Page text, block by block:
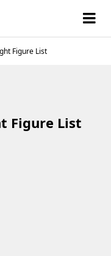
Figure List
Figure List